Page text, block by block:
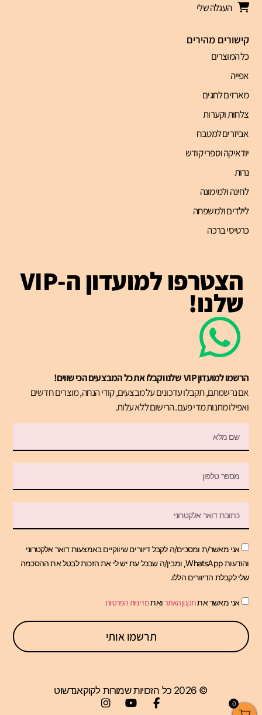
0
קישורים מהירים
כל המוצרים
אפייה
מארזים לחגים
צלחות וקערות
אביזרים למטבח
יודאיקה וספרי קודש
נרות
לחינה ולמימונה
לילדים ולמשפחה
כרטיסי ברכה
העגלה שלי
הצטרפו למועדון ה-VIP
שלנו!
הרשמו למועדון VIP שלנו וקבלו את כל המבצעים הכי שווים!
אם נרשמתם, תקבלו עדכונים על מבצעים, קודי הנחה, מוצרים חדשים
ואפילו מתנות מדי פעם. הרישום ללא עלות.
אני מאשר/ת ומסכים/ה לקבל דיוורים שיווקיים באמצעות דואר אלקטרוני
והודעות WhatsApp, ומבין/ה שבכל עת יש לי את הזכות לבטל את ההסכמה
שלי לקבלת הדיוורים הללו.
אני מאשר אתתקנון האתרואתמדיניות הפרטיות
תרשמו אותי
© 2026 כל הזכויות שמורות לקוקאנדשוט